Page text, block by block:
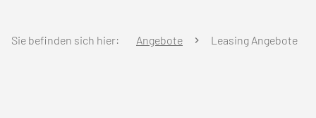
Sie befinden sich hier: Angebote Leasing Angebote